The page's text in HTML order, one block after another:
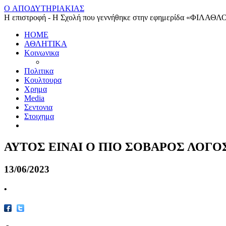
O ΑΠΟΔΥΤΗΡΙΑΚΙΑΣ
Η επιστροφή - Η Σχολή που γεννήθηκε στην εφημερίδα
HOME
ΑΘΛΗΤΙΚΑ
Κοινωνικα
Πολιτικα
Κουλτουρα
Χρημα
Media
Σεντονια
Στοιχημα
ΑΥΤΟΣ ΕΙΝΑΙ Ο ΠΙΟ ΣΟΒΑΡΟΣ
13/06/2023
•